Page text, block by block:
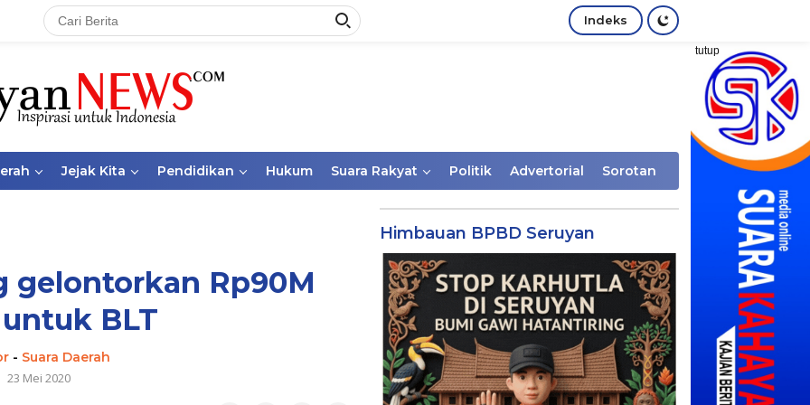
Indeks
tutup
Jejak Kita Pendidikan Hukum Suara Rakyat Politik Advertorial Sorotan
gelontorkan Rp90M
BLT
- Suara Daerah
23 Mei 2020
Himbauan BPBD Seruyan